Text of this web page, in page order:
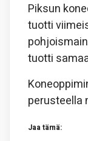
Piksun
tuotti
tuotti
perusteella
Jaa tämä: